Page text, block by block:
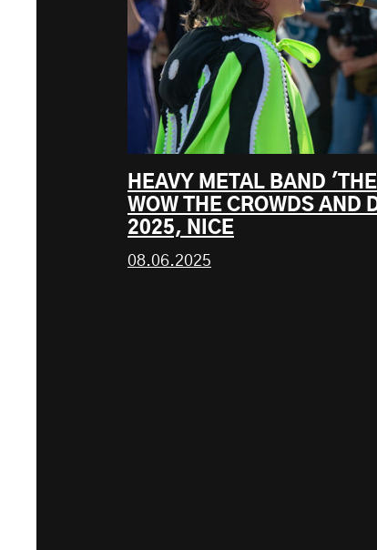
HEAVY METAL BAND
WOW THE CROWDS AND
2025, NICE
08.06.2025